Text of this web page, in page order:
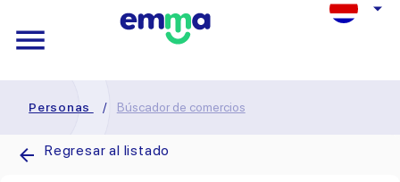
Personas / Búscador de comercios
Regresar al listado